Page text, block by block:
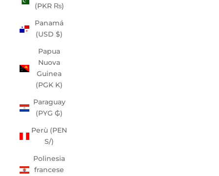
(PKR ₨)
Panamá
(USD $)
Papua
Nuova
Guinea
(PGK K)
Paraguay
(PYG ₲)
Perù (PEN
S/)
Polinesia
francese